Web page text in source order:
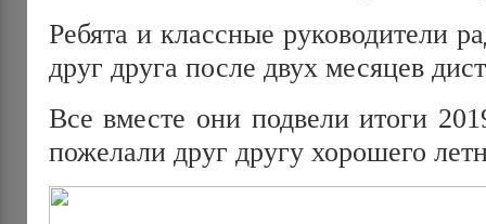
Ребята и классные руководители
друг друга после двух месяцев
Все вместе они подвели итоги
пожелали друг другу хорошего